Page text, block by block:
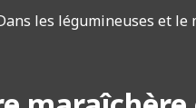
les légumineuses et le